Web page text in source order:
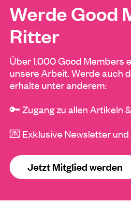
Werde Good
Ritter
Über 1.000 Good Members
unsere Arbeit. Werde auch
erhalte unter anderem:
🔑 Zugang zu allen Artikeln
💌 Exklusive Newsletter
Jetzt Mitglied werden